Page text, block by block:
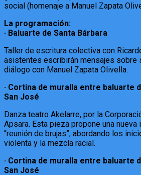
social (homenaje a Manuel Zapata
La programación:
· Baluarte de Santa Bárbara
Taller de escritura colectiva con
asistentes escribirán mensajes sobre
diálogo con Manuel Zapata Olivella.
· Cortina de muralla entre baluarte
San José
Danza teatro Akelarre, por la
Apsara. Esta pieza propone una
“reunión de brujas”, abordando los
violenta y la mezcla racial.
· Cortina de muralla entre baluarte
San José